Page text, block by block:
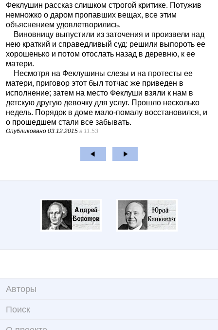
Феклушин рассказ слишком строгой критике. Потужив
немножко о даром пропавших вещах, все этим
объяснением удовлетворились.
Виновницу выпустили из заточения и произвели над
нею краткий и справедливый суд: решили выпороть ее
хорошенько и потом отослать назад в деревню, к ее
матери.
Несмотря на Феклушины слезы и на протесты ее
матери, приговор этот был тотчас же приведен в
исполнение; затем на место Феклуши взяли к нам в
детскую другую девочку для услуг. Прошло несколько
недель. Порядок в доме мало-помалу восстановился, и
о прошедшем стали все забывать.
Опубликовано 03.12.2015 в 11:53
Авторы
Поиск